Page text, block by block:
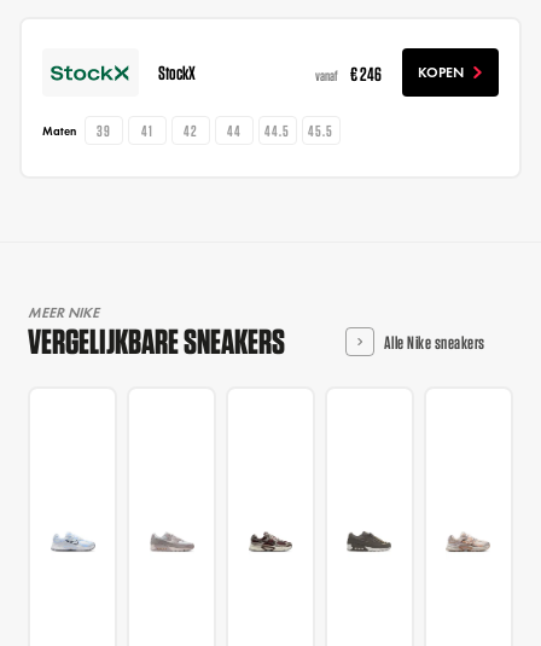
StockX vanaf € 246 KOPEN
Maten 39 41 42 44 44.5 45.5
MEER NIKE
VERGELIJKBARE SNEAKERS Alle Nike sneakers